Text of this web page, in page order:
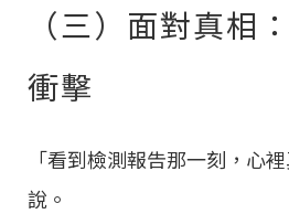
（三）面對真相
衝擊
「看到檢測報告那一刻，心
說。